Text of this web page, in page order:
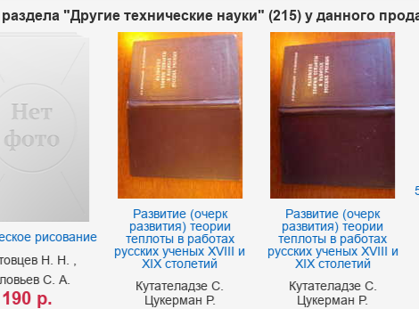
"Другие технические науки" (215) у данного
Развитие (очерк
развития) теории
теплоты в работах
русских ученых XVIII и
XIX столетий
Кутателадзе С.
Цукерман Р.
Развитие (очерк
развития) теории
теплоты в работах
русских ученых XVIII и
XIX столетий
Кутателадзе С.
Цукерман Р.
53, 336-53,
53 и